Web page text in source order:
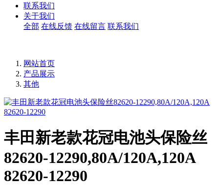
联系我们
关于我们
全部 在线反馈 在线留言 联系我们
网站首页
产品展示
其他
丰田新老款花冠电池头保险丝
82620-12290,80A/120A,120A
82620-12290